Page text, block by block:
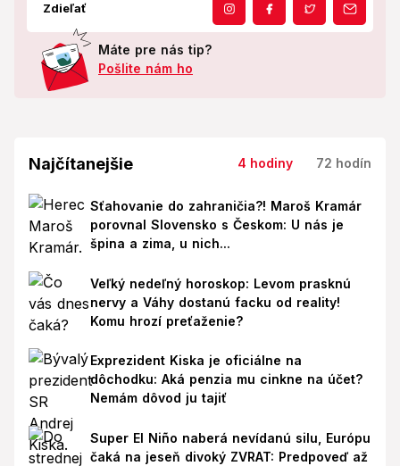
Zdieľať
Máte pre nás tip?
Pošlite nám ho
Najčítanejšie 4 hodiny 72 hodín
Sťahovanie do zahraničia?! Maroš Kramár
porovnal Slovensko s Českom: U nás je
špina a zima, u nich...
Veľký nedeľný horoskop: Levom prasknú
nervy a Váhy dostanú facku od reality!
Komu hrozí preťaženie?
Exprezident Kiska je oficiálne na
dôchodku: Aká penzia mu cinkne na účet?
Nemám dôvod ju tajiť
Super El Niño naberá nevídanú silu, Európu
čaká na jeseň divoký ZVRAT: Predpoveď až